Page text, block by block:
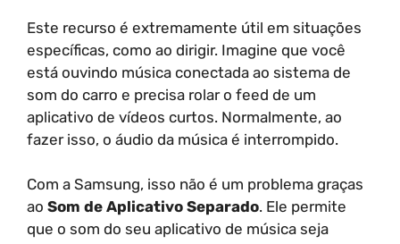
Este recurso é extremamente útil em situações
específicas, como ao dirigir. Imagine que você
está ouvindo música conectada ao sistema de
som do carro e precisa rolar o feed de um
aplicativo de vídeos curtos. Normalmente, ao
fazer isso, o áudio da música é interrompido.
Com a Samsung, isso não é um problema graças
ao Som de Aplicativo Separado. Ele permite
que o som do seu aplicativo de música seja